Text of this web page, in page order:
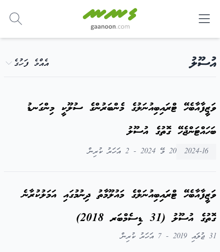
އުސޫލު އެއްމެ ފަހުގެ
ވަޒީފާއާބެހޭ ޓްރައިބިއުނަލުގެ މެންބަރުންގެ ސުލޫކީ މިންގަނޑު
ބަހައްޓަންޖެހޭ ގޮތުގެ އުސޫލު
2024-16 20 މޭ 2024 - 2 އަހަރު ކުރިން
ވަޒީފާއާބެހޭ ޓްރައިބިއުނަލްގެ މައުލޫމާތު ދިނުމުގައި އަމަލުކުރާނެ
ގޮތުގެ އުސޫލު (31 ޑިސެމްބަރ 2018)
31 ޖުލައި 2019 - 7 އަހަރު ކުރިން